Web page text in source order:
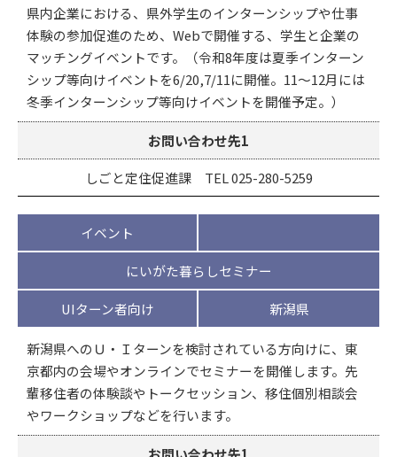
県内企業における、県外学生のインターンシップや仕事
体験の参加促進のため、Webで開催する、学生と企業の
マッチングイベントです。（令和8年度は夏季インターン
シップ等向けイベントを6/20,7/11に開催。11～12月には
冬季インターンシップ等向けイベントを開催予定。）
お問い合わせ先1
しごと定住促進課 TEL 025-280-5259
イベント
にいがた暮らしセミナー
UIターン者向け 新潟県
新潟県へのＵ・Ｉターンを検討されている方向けに、東
京都内の会場やオンラインでセミナーを開催します。先
輩移住者の体験談やトークセッション、移住個別相談会
やワークショップなどを行います。